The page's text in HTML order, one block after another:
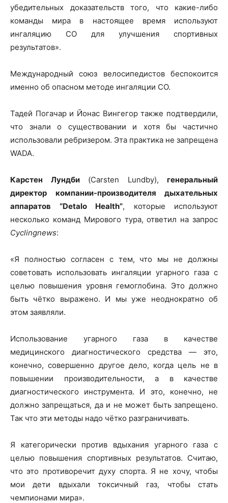
убедительных доказательств того, что какие-либо
команды мира в настоящее время используют
ингаляцию СО для улучшения спортивных
результатов».
Международный союз велосипедистов беспокоится
именно об опасном методе ингаляции CO.
Тадей Погачар и Йонас Вингегор также подтвердили,
что знали о существовании и хотя бы частично
использовали ребризером. Эта практика не запрещена
WADA.
Карстен Лундби(Carsten Lundby), генеральный
директор компании-производителя дыхательных
аппаратов “Detalo Health”, которые используют
несколько команд Мирового тура, ответил на запрос
Cyclingnews:
«Я полностью согласен с тем, что мы не должны
советовать использовать ингаляции угарного газа с
целью повышения уровня гемоглобина. Это должно
быть чётко выражено. И мы уже неоднократно об
этом заявляли.
Использование угарного газа в качестве
медицинского диагностического средства — это,
конечно, совершенно другое дело, когда цель не в
повышении производительности, а в качестве
диагностического инструмента. И это, конечно, не
должно запрещаться, да и не может быть запрещено.
Так что эти методы надо чётко разграничивать.
Я категорически против вдыхания угарного газа с
целью повышения спортивных результатов. Считаю,
что это противоречит духу спорта. Я не хочу, чтобы
мои дети вдыхали токсичный газ, чтобы стать
чемпионами мира».